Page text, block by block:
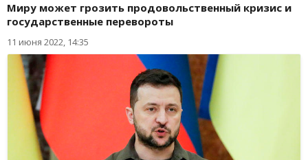
Миру может грозить продовольственный кризис и
государственные перевороты
11 июня 2022, 14:35